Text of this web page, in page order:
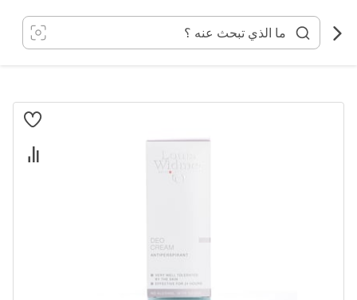
المحتوى
انتقل